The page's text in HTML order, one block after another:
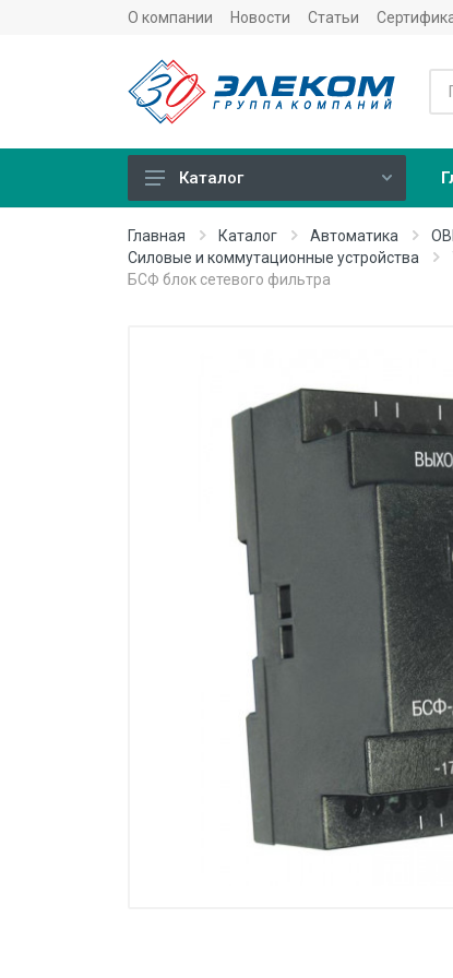
О компании Новости Статьи
Тепловычислители
Теплосчетчики
Сервисные устройства
Манометры, термометры
Оборудование для монтажа
Корректоры газов
Сумматоры электроэнергии
Приборы ПРОМСИТЕХ
Каталог
Главная Каталог Автоматика
Силовые и коммутационные устройства
БСФ блок сетевого фильтра